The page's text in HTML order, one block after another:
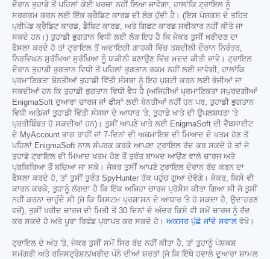
ਦੌਰਾਨ ਤੁਹਾਡੇ ਤੋਂ ਪਹਿਲਾਂ ਕੋਈ ਖਰਚਾ ਨਹੀਂ ਲਿਆ ਜਾਵੇਗਾ, ਹਾਲਾਂਕਿ ਟ੍ਰਾਇਲ ਨੂੰ
ਸਰਗਰਮ ਕਰਨ ਲਈ ਇੱਕ ਕ੍ਰੈਡਿਟ ਕਾਰਡ ਦੀ ਲੋੜ ਹੁੰਦੀ ਹੈ। (ਇਸ ਪੇਸ਼ਕਸ਼ ਦੇ ਤਹਿਤ
ਪ੍ਰੀਪੇਡ ਕ੍ਰੈਡਿਟ ਕਾਰਡ, ਡੈਬਿਟ ਕਾਰਡ, ਅਤੇ ਗਿਫਟ ਕਾਰਡ ਸਵੀਕਾਰ ਨਹੀਂ ਕੀਤੇ ਜਾ
ਸਕਦੇ ਹਨ।) ਤੁਹਾਡੀ ਭੁਗਤਾਨ ਵਿਧੀ ਲਈ ਲੋੜ ਇਹ ਹੈ ਕਿ ਜੇਕਰ ਤੁਸੀਂ ਖਰੀਦਣ ਦਾ
ਫੈਸਲਾ ਕਰਦੇ ਹੋ ਤਾਂ ਟ੍ਰਾਇਲ ਤੋਂ ਅਦਾਇਗੀ ਗਾਹਕੀ ਵਿੱਚ ਤਬਦੀਲੀ ਦੌਰਾਨ ਨਿਰੰਤਰ,
ਨਿਰਵਿਘਨ ਸੁਰੱਖਿਆ ਸੁਰੱਖਿਆ ਨੂੰ ਯਕੀਨੀ ਬਣਾਉਣ ਵਿੱਚ ਮਦਦ ਕੀਤੀ ਜਾਵੇ। ਟ੍ਰਾਇਲ
ਦੌਰਾਨ ਤੁਹਾਡੀ ਭੁਗਤਾਨ ਵਿਧੀ ਤੋਂ ਪਹਿਲਾਂ ਭੁਗਤਾਨ ਰਕਮ ਨਹੀਂ ਲਈ ਜਾਵੇਗੀ, ਹਾਲਾਂਕਿ
ਪ੍ਰਮਾਣਿਕਤਾ ਬੇਨਤੀਆਂ ਤੁਹਾਡੀ ਵਿੱਤੀ ਸੰਸਥਾ ਨੂੰ ਇਹ ਪੁਸ਼ਟੀ ਕਰਨ ਲਈ ਭੇਜੀਆਂ ਜਾ
ਸਕਦੀਆਂ ਹਨ ਕਿ ਤੁਹਾਡੀ ਭੁਗਤਾਨ ਵਿਧੀ ਵੈਧ ਹੈ (ਅਜਿਹੀਆਂ ਪ੍ਰਮਾਣਿਕਤਾ ਸਪੁਰਦਗੀਆਂ
EnigmaSoft ਦੁਆਰਾ ਚਾਰਜ ਜਾਂ ਫੀਸਾਂ ਲਈ ਬੇਨਤੀਆਂ ਨਹੀਂ ਹਨ ਪਰ, ਤੁਹਾਡੀ ਭੁਗਤਾਨ
ਵਿਧੀ ਅਤੇ/ਜਾਂ ਤੁਹਾਡੀ ਵਿੱਤੀ ਸੰਸਥਾ ਦੇ ਆਧਾਰ 'ਤੇ, ਤੁਹਾਡੇ ਖਾਤੇ ਦੀ ਉਪਲਬਧਤਾ 'ਤੇ
ਪ੍ਰਤੀਬਿੰਬਤ ਹੋ ਸਕਦੀਆਂ ਹਨ)। ਤੁਸੀਂ ਆਪਣੇ ਖਾਤੇ ਲਈ EnigmaSoft ਦੀ ਵੈੱਬਸਾਈਟ
ਦੇ MyAccount ਭਾਗ ਰਾਹੀਂ ਜਾਂ 7-ਦਿਨਾਂ ਦੀ ਅਜ਼ਮਾਇਸ਼ ਦੀ ਮਿਆਦ ਦੇ ਖਤਮ ਹੋਣ ਤੋਂ
ਪਹਿਲਾਂ EnigmaSoft ਨਾਲ ਸੰਪਰਕ ਕਰਕੇ ਆਪਣਾ ਟ੍ਰਾਇਲ ਰੱਦ ਕਰ ਸਕਦੇ ਹੋ ਤਾਂ ਜੋ
ਤੁਹਾਡੇ ਟ੍ਰਾਇਲ ਦੀ ਮਿਆਦ ਖਤਮ ਹੋਣ ਤੋਂ ਤੁਰੰਤ ਬਾਅਦ ਆਉਣ ਵਾਲੇ ਚਾਰਜ ਅਤੇ
ਪ੍ਰਕਿਰਿਆ ਤੋਂ ਬਚਿਆ ਜਾ ਸਕੇ। ਜੇਕਰ ਤੁਸੀਂ ਆਪਣੇ ਟ੍ਰਾਇਲ ਦੌਰਾਨ ਰੱਦ ਕਰਨ ਦਾ
ਫੈਸਲਾ ਕਰਦੇ ਹੋ, ਤਾਂ ਤੁਸੀਂ ਤੁਰੰਤ SpyHunter ਤੱਕ ਪਹੁੰਚ ਗੁਆ ਦੇਵੋਗੇ। ਜੇਕਰ, ਕਿਸੇ ਵੀ
ਕਾਰਨ ਕਰਕੇ, ਤੁਹਾਨੂੰ ਲੱਗਦਾ ਹੈ ਕਿ ਇੱਕ ਅਜਿਹਾ ਚਾਰਜ ਪ੍ਰੋਸੈਸ ਕੀਤਾ ਗਿਆ ਸੀ ਜੋ ਤੁਸੀਂ
ਨਹੀਂ ਕਰਨਾ ਚਾਹੁੰਦੇ ਸੀ (ਜੋ ਕਿ ਸਿਸਟਮ ਪ੍ਰਸ਼ਾਸਨ ਦੇ ਆਧਾਰ 'ਤੇ ਹੋ ਸਕਦਾ ਹੈ, ਉਦਾਹਰਣ
ਵਜੋਂ), ਤੁਸੀਂ ਖਰੀਦ ਚਾਰਜ ਦੀ ਮਿਤੀ ਤੋਂ 30 ਦਿਨਾਂ ਦੇ ਅੰਦਰ ਕਿਸੇ ਵੀ ਸਮੇਂ ਚਾਰਜ ਨੂੰ ਰੱਦ
ਕਰ ਸਕਦੇ ਹੋ ਅਤੇ ਪੂਰਾ ਰਿਫੰਡ ਪ੍ਰਾਪਤ ਕਰ ਸਕਦੇ ਹੋ। ਅਕਸਰ ਪੁੱਛੇ ਜਾਂਦੇ ਸਵਾਲ ਵੇਖੋ।
ਟ੍ਰਾਇਲ ਦੇ ਅੰਤ 'ਤੇ, ਜੇਕਰ ਤੁਸੀਂ ਸਮੇਂ ਸਿਰ ਰੱਦ ਨਹੀਂ ਕੀਤਾ ਹੈ, ਤਾਂ ਤੁਹਾਨੂੰ ਪੇਸ਼ਕਸ਼
ਸਮੱਗਰੀ ਅਤੇ ਰਜਿਸਟ੍ਰੇਸ਼ਨ/ਖਰੀਦ ਪੰਨੇ ਦੀਆਂ ਸ਼ਰਤਾਂ (ਜੋ ਕਿ ਇੱਥੇ ਹਵਾਲੇ ਦੁਆਰਾ ਸ਼ਾਮਲ